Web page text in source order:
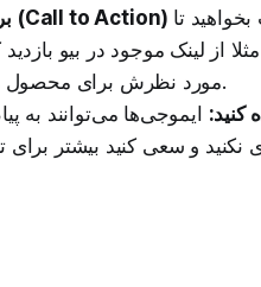
تا
از لینک موجود در بیو
مورد نظرش برای محصول را بگوید یا سوال‌های دیگری بپرسد.
کنید: ایموجی‌ها می‌توانند به
نکنید و سعی کنید بیشتر برای